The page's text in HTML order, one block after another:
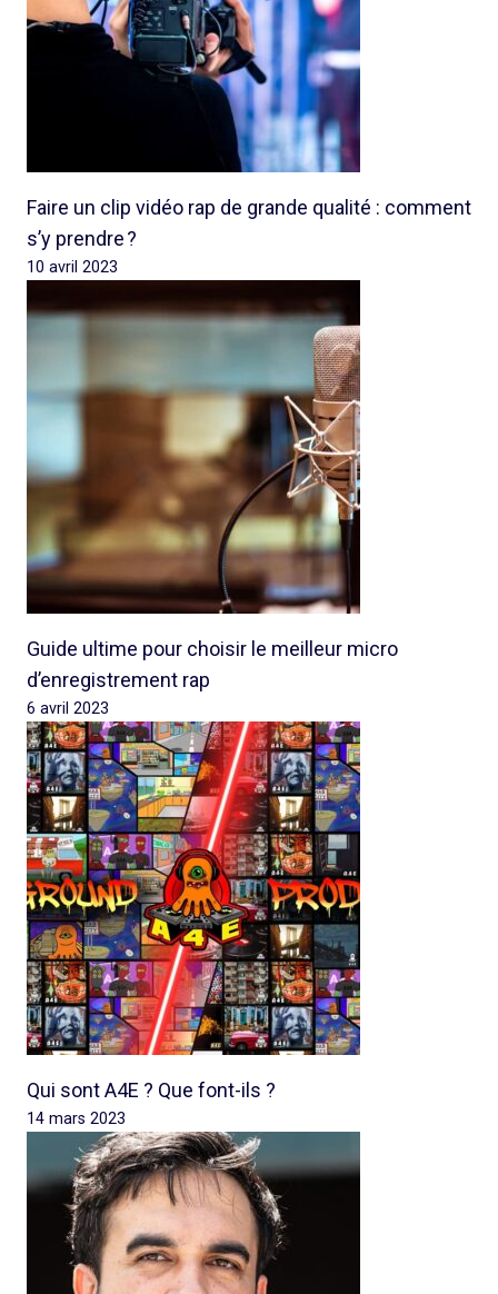
Faire un clip vidéo rap de grande qualité : comment
s’y prendre ?
10 avril 2023
Guide ultime pour choisir le meilleur micro
d’enregistrement rap
6 avril 2023
Qui sont A4E ? Que font-ils ?
14 mars 2023